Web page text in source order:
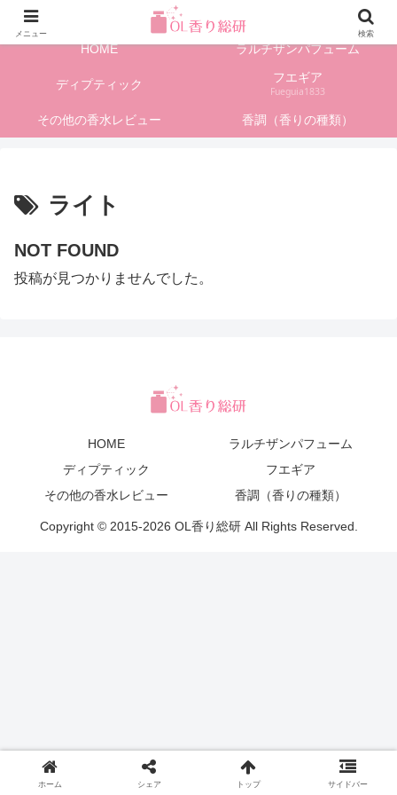
フレグランス情報、香水レビューサイト
HOME ラルチザンパフューム
ディプティック フエギア
Fueguia1833
その他の香水レビュー 香調（香りの種類）
ライト
NOT FOUND
投稿が見つかりませんでした。
HOME
ラルチザンパフューム
ディプティック
フエギア
その他の香水レビュー
香調（香りの種類）
Copyright © 2015-2026 OL香り総研 All Rights Reserved.
メニュー 検索
ホーム シェア トップ サイドバー